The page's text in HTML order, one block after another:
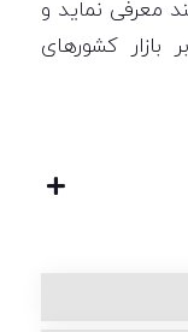
معرفی نماید و
کشورهای